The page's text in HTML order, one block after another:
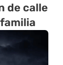
de calle